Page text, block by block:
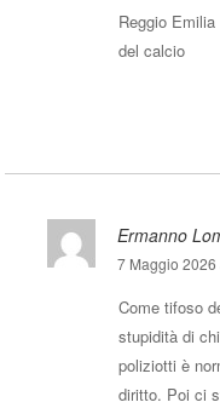
Reggio
del calcio
Ermanno
7 Maggio
Come tifoso
stupidità di
poliziotti è
diritto. Poi ci